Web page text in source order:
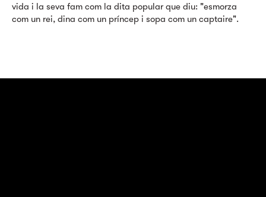
vida i la seva fam com la dita popular que diu: "esmorza
com un rei, dina com un príncep i sopa com un captaire".